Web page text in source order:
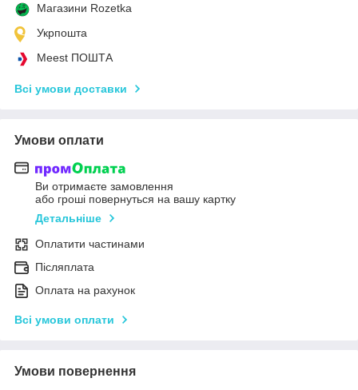
Магазини Rozetka
Укрпошта
Meest ПОШТА
Всі умови доставки
Умови оплати
Ви отримаєте замовлення
або гроші повернуться на вашу картку
Детальніше
Оплатити частинами
Післяплата
Оплата на рахунок
Всі умови оплати
Умови повернення